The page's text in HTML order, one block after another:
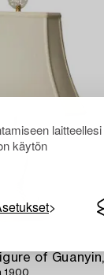
laitteellesi
käytön
of Guanyin,
1900.